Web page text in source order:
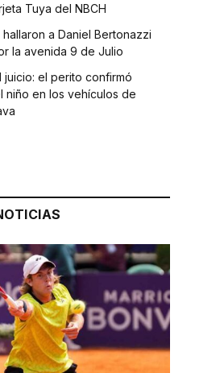
Tuya del NBCH
a Daniel Bertonazzi
la avenida 9 de Julio
juicio: el perito confirmó
niño en los vehículos de